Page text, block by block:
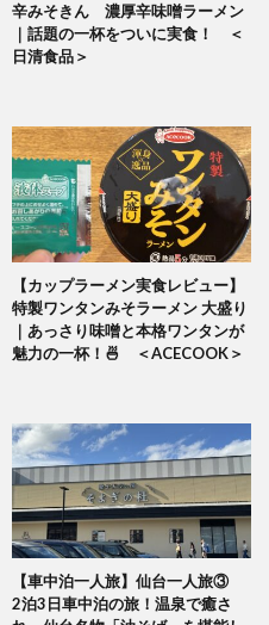
辛みそきん 濃厚辛味噌ラーメン
｜話題の一杯をついに実食！ ＜
日清食品＞
【カップラーメン実食レビュー】
特製ワンタンみそラーメン 大盛り
｜あっさり味噌と本格ワンタンが
魅力の一杯！🍜 ＜ACECOOK＞
【車中泊一人旅】仙台一人旅③
2泊3日車中泊の旅！温泉で癒さ